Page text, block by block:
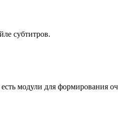
субтитров.
модули для формирования